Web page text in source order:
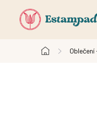
Domů